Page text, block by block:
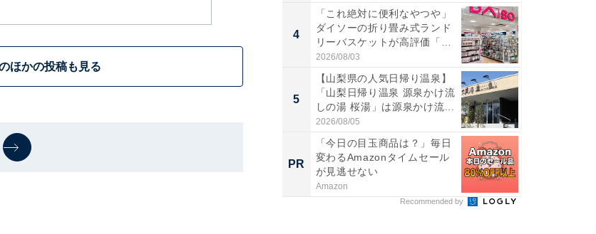
ほかの投稿も見る
4
「これ絶対に便利なやつや」
ダイソーの折り畳み式ランド
リーバスケットが高評価「使
わ...
2026/08/03
5
【山梨県の人気日帰り温泉】
「山梨日帰り温泉 源泉かけ流
しの湯 桜湯」は源泉かけ流...
2026/08/05
PR
「今日の目玉商品は？」毎日
変わるAmazonタイムセール
が見逃せない
Amazon
Recommended by